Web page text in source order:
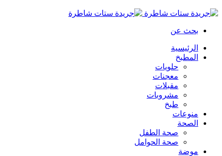
بحث عن
الرئيسية
المطبخ
حلويات
معجنات
مقبلات
مشروبات
طبخ
منوعات
الصحة
صحة الطفل
صحة الحوامل
موضة